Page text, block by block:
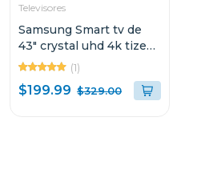
Televisores
Samsung Smart tv de
43" crystal uhd 4k tizen
os un43u8000f
(1)
$199.99 $329.00